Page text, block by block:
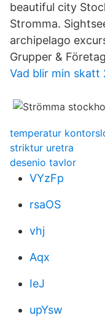
beautiful city
Stromma.
archipelago
Grupper &
Vad blir min skatt
temperatur
striktur uretra
desenio tavlor
VYzFp
rsaOS
vhj
Aqx
IeJ
upYsw